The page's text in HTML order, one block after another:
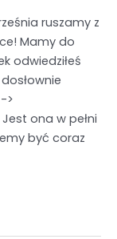
ruszamy z
Mamy do
odwiedziłeś
>
ona w pełni
być coraz